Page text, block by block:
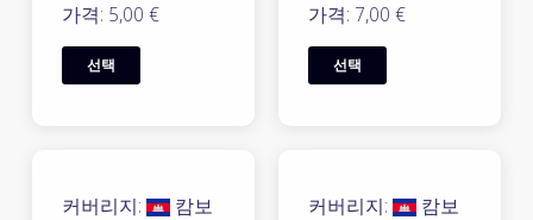
가격: 5,00 €
선택
가격: 7,00 €
선택
커버리지:
캄보
커버리지:
캄보